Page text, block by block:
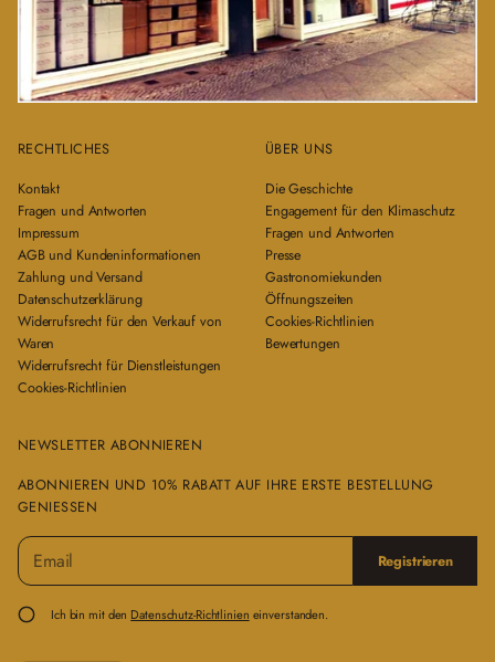
RECHTLICHES
Kontakt
Fragen und Antworten
Impressum
AGB und Kundeninformationen
Zahlung und Versand
Datenschutzerklärung
Widerrufsrecht für den Verkauf von
Waren
Widerrufsrecht für Dienstleistungen
Cookies-Richtlinien
ÜBER UNS
Die Geschichte
Engagement für den Klimaschutz
Fragen und Antworten
Presse
Gastronomiekunden
Öffnungszeiten
Cookies-Richtlinien
Bewertungen
NEWSLETTER ABONNIEREN
ABONNIEREN UND 10% RABATT AUF IHRE ERSTE BESTELLUNG
GENIESSEN
B
t
E
M
a
i
Registrieren
Ich bin mit den Datenschutz-Richtlinien einverstanden.